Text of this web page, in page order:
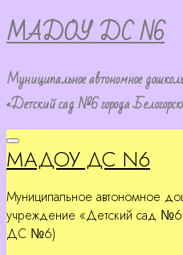
Перейти
к
содержимому
МАДОУ ДС N6
Муниципальное автономное
«Детский сад №6 города
МАДОУ ДС N6
Муниципальное автономное
учреждение «Детский сад
ДС №6)